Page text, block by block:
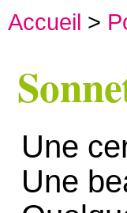
Accueil >
Une
Une